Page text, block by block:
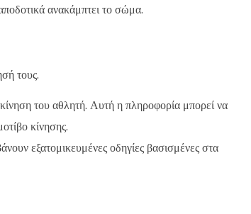
ανακάμπτει το σώμα.
τους.
του αθλητή. Αυτή η πληροφορία μπορεί να
κίνησης.
εξατομικευμένες οδηγίες βασισμένες στα